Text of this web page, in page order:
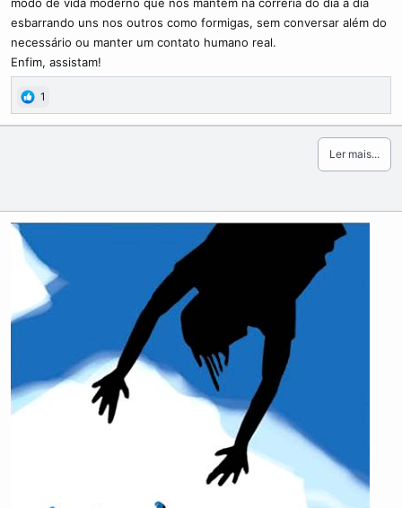
esbarrando uns nos outros como formigas, sem conversar além do
necessário ou manter um contato humano real.
Enfim, assistam!
1
Ler mais...